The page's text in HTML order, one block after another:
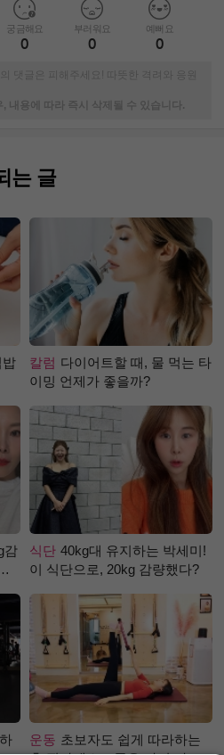
궁금해요
0
부러워요
0
예뻐요
0
댓글은 피해주세요! 따뜻한 격려와 응원
내용에 따라 즉시 삭제될 수 있습니다.
는 글
밥
칼럼 다이어트할 때, 물 먹는 타
이밍 언제가 좋을까?
감
식단 40kg대 유지하는 박세미!
이 식단으로, 20kg 감량했다?
운동 초보자도 쉽게 따라하는